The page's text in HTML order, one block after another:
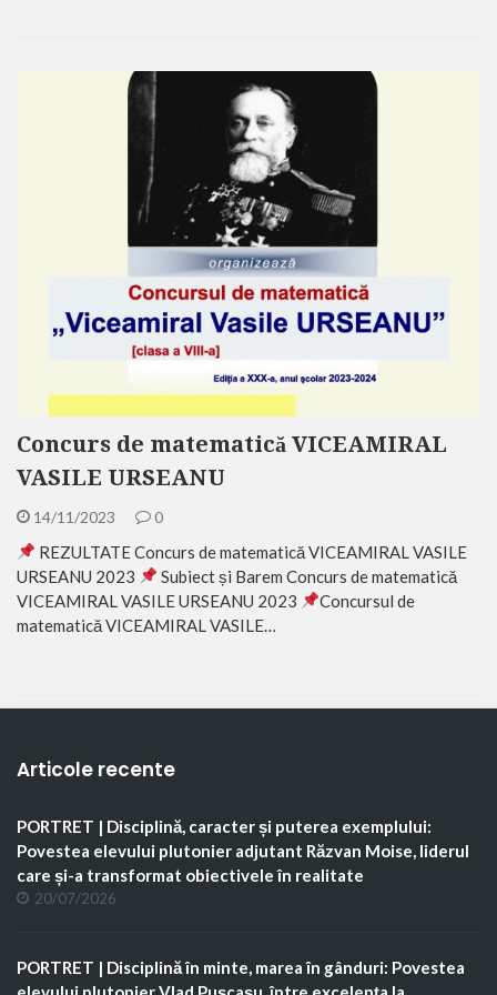
Concurs de matematică VICEAMIRAL
VASILE URSEANU
14/11/2023 0
REZULTATE Concurs de matematică VICEAMIRAL VASILE
URSEANU 2023
Subiect și Barem Concurs de matematică
VICEAMIRAL VASILE URSEANU 2023
Concursul de
matematică VICEAMIRAL VASILE…
Articole recente
PORTRET | Disciplină, caracter și puterea exemplului:
Povestea elevului plutonier adjutant Răzvan Moise, liderul
care și-a transformat obiectivele în realitate
20/07/2026
PORTRET | Disciplină în minte, marea în gânduri: Povestea